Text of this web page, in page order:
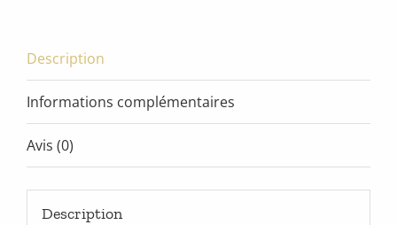
Description
Informations complémentaires
Avis (0)
Description